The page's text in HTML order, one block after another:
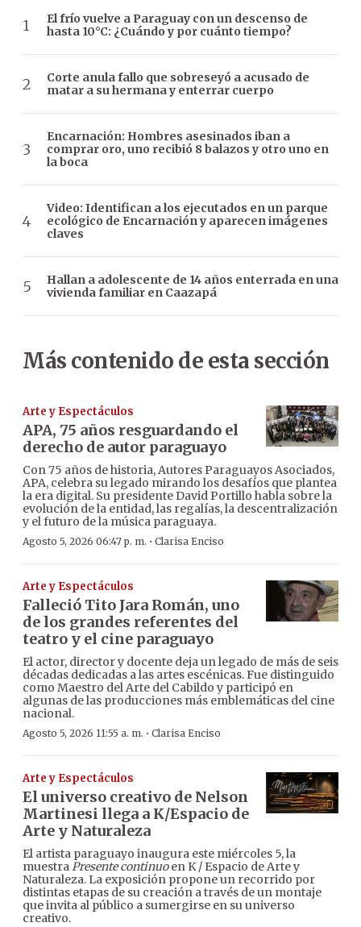
El frío vuelve a Paraguay con un descenso de
hasta 10°C: ¿Cuándo y por cuánto tiempo?
Corte anula fallo que sobreseyó a acusado de
matar a su hermana y enterrar cuerpo
Encarnación: Hombres asesinados iban a
comprar oro, uno recibió 8 balazos y otro uno en
la boca
Video: Identifican a los ejecutados en un parque
ecológico de Encarnación y aparecen imágenes
claves
Hallan a adolescente de 14 años enterrada en una
vivienda familiar en Caazapá
Más contenido de esta sección
Arte y Espectáculos
APA, 75 años resguardando el
derecho de autor paraguayo
Con 75 años de historia, Autores Paraguayos Asociados,
APA, celebra su legado mirando los desafíos que plantea
la era digital. Su presidente David Portillo habla sobre la
evolución de la entidad, las regalías, la descentralización
y el futuro de la música paraguaya.
Agosto 5, 2026 06:47 p. m. · Clarisa Enciso
Arte y Espectáculos
Falleció Tito Jara Román, uno
de los grandes referentes del
teatro y el cine paraguayo
El actor, director y docente deja un legado de más de seis
décadas dedicadas a las artes escénicas. Fue distinguido
como Maestro del Arte del Cabildo y participó en
algunas de las producciones más emblemáticas del cine
nacional.
Agosto 5, 2026 11:55 a. m. · Clarisa Enciso
Arte y Espectáculos
El universo creativo de Nelson
Martinesi llega a K/Espacio de
Arte y Naturaleza
El artista paraguayo inaugura este miércoles 5, la
muestraPresente continuoen K / Espacio de Arte y
Naturaleza. La exposición propone un recorrido por
distintas etapas de su creación a través de un montaje
que invita al público a sumergirse en su universo
creativo.